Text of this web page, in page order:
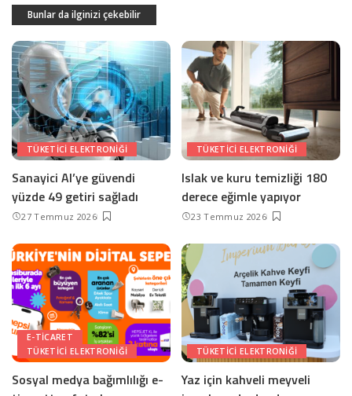
Bunlar da ilginizi çekebilir
TÜKETICI ELEKTRONIĞI
Sanayici AI’ye güvendi
yüzde 49 getiri sağladı
27 Temmuz 2026
TÜKETICI ELEKTRONIĞI
Islak ve kuru temizliği 180
derece eğimle yapıyor
23 Temmuz 2026
E-TICARET
TÜKETICI ELEKTRONIĞI
Sosyal medya bağımlılığı e-
TÜKETICI ELEKTRONIĞI
Yaz için kahveli meyveli